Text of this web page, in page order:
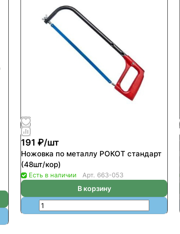
191 ₽/шт
Ножовка по металлу РОКОТ стандарт
(48шт/кор)
Есть в наличии Арт. 663-053
В корзину